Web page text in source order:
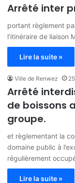
Arrêté inter
portant règlement
l’itinéraire de liaison
Lire la suite »
Ville de Renwez
Arrêté
de boissons
groupe.
et règlementant la
domaine public à
régulièrement
Lire la suite »